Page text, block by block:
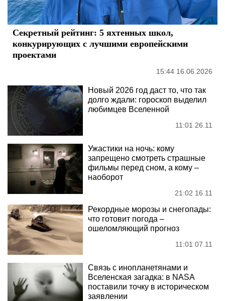
Секретный рейтинг: 5 яхтенных школ,
конкурирующих с лучшими европейскими
проектами
15:44 16.06.2026
Новый 2026 год даст то, что так
долго ждали: гороскоп выделил
любимцев Вселенной
11:01 26.11
Ужастики на ночь: кому
запрещено смотреть страшные
фильмы перед сном, а кому –
наоборот
21:02 16.11
Рекордные морозы и снегопады:
что готовит погода –
ошеломляющий прогноз
11:01 07.11
Связь с инопланетянами и
Вселенская загадка: в NASA
поставили точку в историческом
заявлении